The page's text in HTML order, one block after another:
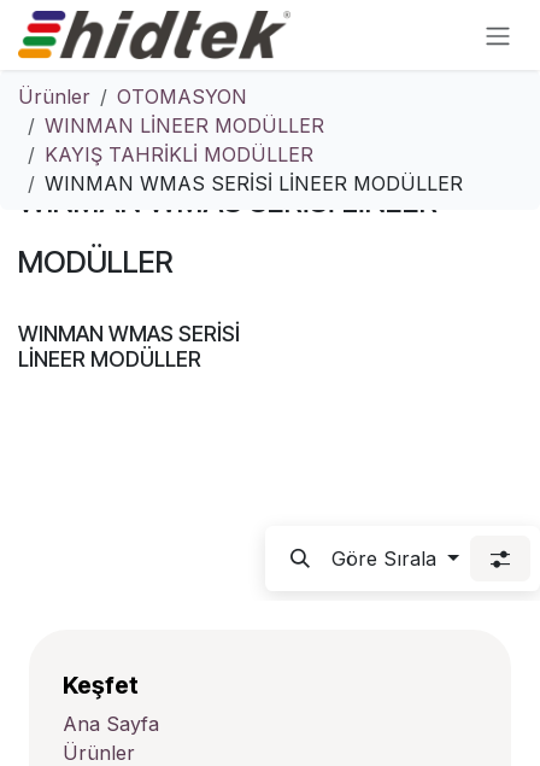
İçereği Atla
Ürünler
OTOMASYON
WINMAN LİNEER MODÜLLER
KAYIŞ TAHRİKLİ MODÜLLER
WINMAN WMAS SERİSİ LİNEER MODÜLLER
WINMAN WMAS SERİSİ LİNEER
MODÜLLER
WINMAN WMAS SERİSİ
LİNEER MODÜLLER
Göre Sırala
Keşfet
Ana Sayfa
Ürünler